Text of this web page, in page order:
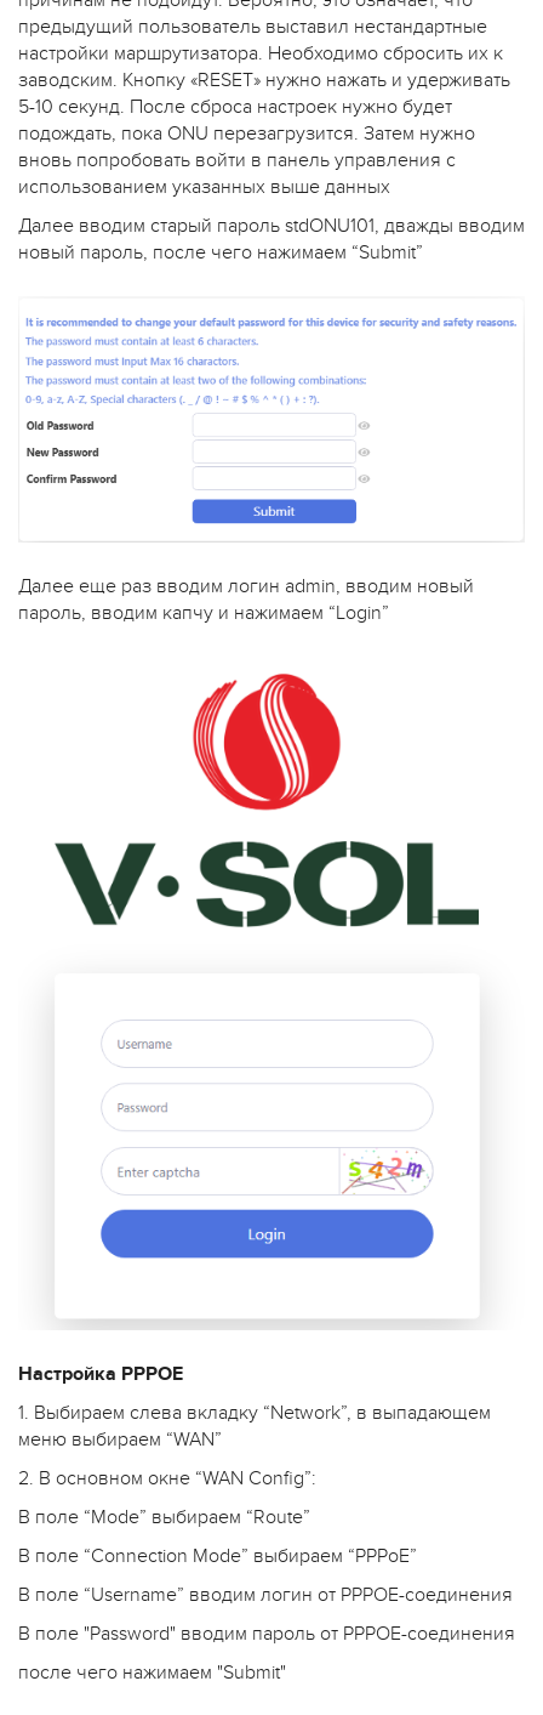
предыдущий пользователь выставил нестандартные
настройки маршрутизатора. Необходимо сбросить их к
заводским. Кнопку «RESET» нужно нажать и удерживать
5-10 секунд. После сброса настроек нужно будет
подождать, пока ONU перезагрузится. Затем нужно
вновь попробовать войти в панель управления с
использованием указанных выше данных
Далее вводим старый пароль stdONU101, дважды вводим
новый пароль, после чего нажимаем “Submit”
Далее еще раз вводим логин admin, вводим новый
пароль, вводим капчу и нажимаем “Login”
Настройка PPPOE
1. Выбираем слева вкладку “Network”, в выпадающем
меню выбираем “WAN”
2. В основном окне “WAN Config”:
В поле “Mode” выбираем “Route”
В поле “Connection Mode” выбираем “PPPoE”
В поле “Username” вводим логин от PPPOE-соединения
В поле "Password" вводим пароль от PPPOE-соединения
после чего нажимаем "Submit"